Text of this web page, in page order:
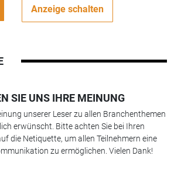
Anzeige schalten
SIE UNS IHRE MEINUNG
unserer Leser zu allen Branchenthemen
erwünscht. Bitte achten Sie bei Ihren
die Netiquette, um allen Teilnehmern eine
zu ermöglichen. Vielen Dank!